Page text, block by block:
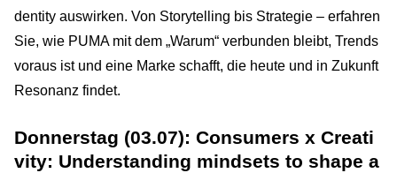
dentity auswirken. Von Storytelling bis Strategie – erfahren
Sie, wie PUMA mit dem „Warum“ verbunden bleibt, Trends
voraus ist und eine Marke schafft, die heute und in Zukunft
Resonanz findet.
Donnerstag (03.07): Consumers x Creati
vity: Understanding mindsets to shape a